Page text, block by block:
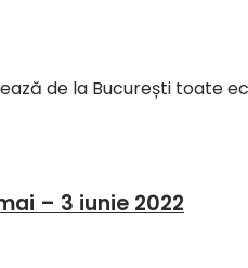
de la București toate
– 3 iunie 2022